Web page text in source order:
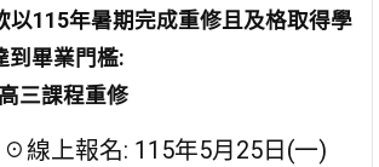
以115年暑期完成重修且及格取得學
到畢業門檻:
三課程重修
☉線上報名: 115年5月25日(一)